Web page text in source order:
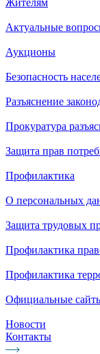
Жителям
Актуальные
Аукционы
Безопасность
Разъяснение
Прокуратура
Защита прав
Профилактика
О персональных
Защита трудовых
Профилактика
Профилактика
Официальные
Новости
Контакты